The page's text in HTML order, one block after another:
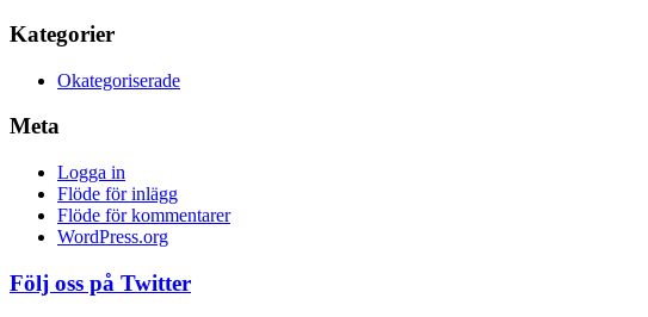
Kategorier
Okategoriserade
Meta
Logga in
Flöde för inlägg
Flöde för kommentarer
WordPress.org
Följ oss på Twitter